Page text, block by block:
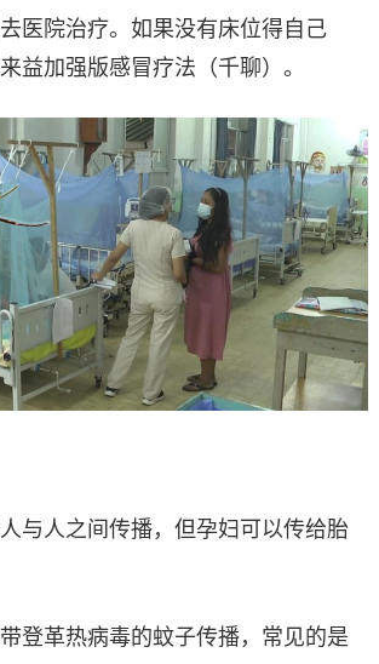
医院治疗。如果没有床位得自己
益加强版感冒疗法（千聊）。
与人之间传播，但孕妇可以传给胎
登革热病毒的蚊子传播，常见的是